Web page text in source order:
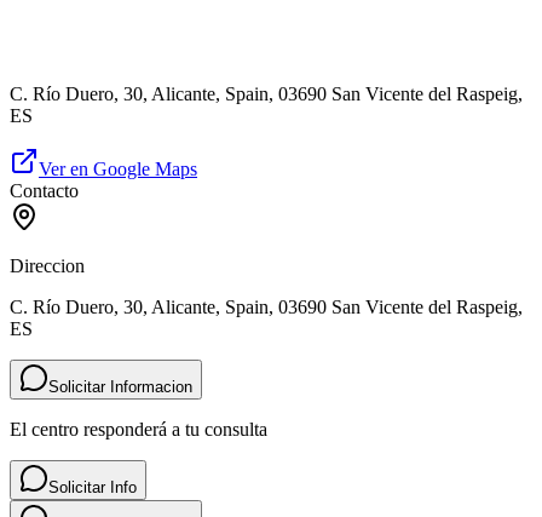
C. Río Duero, 30, Alicante, Spain, 03690 San Vicente del Raspeig,
ES
Ver en Google Maps
Contacto
Direccion
C. Río Duero, 30, Alicante, Spain, 03690 San Vicente del Raspeig,
ES
Solicitar Informacion
El centro responderá a tu consulta
Solicitar Info